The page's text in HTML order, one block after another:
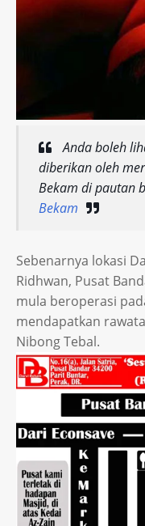
Anda boleh
diberikan oleh
Bekam di pautan
Bekam
Sebenarnya lokasi
Ridhwan, Pusat
mula beroperasi
mendapatkan
Nibong Tebal.